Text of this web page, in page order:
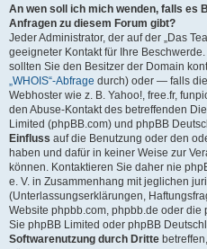
An wen soll ich mich wenden, falls es
Anfragen zu diesem Forum gibt?
Jeder Administrator, der auf der „Das
geeigneter Kontakt für Ihre
sollten Sie den Besitzer der Domain
„WHOIS“-Abfrage durch) oder — falls
Webhoster wie z. B. Yahoo!, free.fr,
den Abuse-Kontakt des betreffenden
Limited (phpBB.com) und phpBB
Einfluss auf die Benutzung oder den
haben und dafür in keiner Weise zur
können. Kontaktieren Sie daher nie
e. V. in Zusammenhang mit jeglichen
(Unterlassungserklärungen,
Website phpbb.com, phpbb.de oder
Sie phpBB Limited oder phpBB
Softwarenutzung durch Dritte